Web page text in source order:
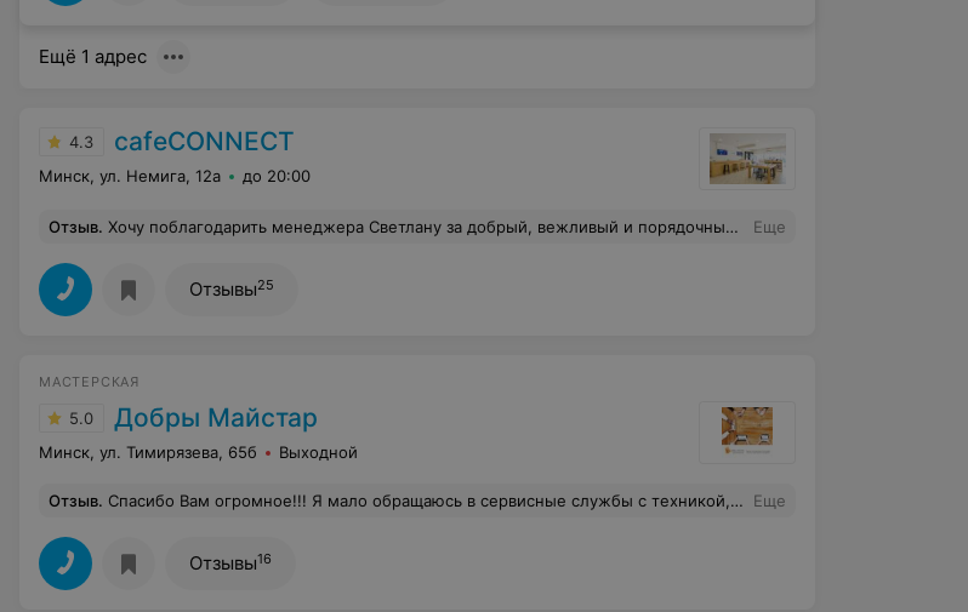
Ещё 1 адрес
4.3 cafeCONNECT
Минск, ул. Немига, 12а до 20:00
Отзыв. Хочу поблагодарить менеджера Светлану за добрый, вежливый и порядочный подход к клиентам, к такому специалисту всегда хочется вернуться! Столкнулась с проблемой установки программ и позвонила за дополнительной информацией, Светлана попросила меня не расстраиваться и сказала, что узнает и направит к другому специалисту, который сможет помочь с установкой. Светлана очень помогла и поддержала, подняла настроение, потому что я очень переживала. Спасибо большое Светлане за человечность и такой заботливый подход и быстрое решение вопроса, это дорогого стоит! Еще
Отзывы25
МАСТЕРСКАЯ
5.0 Добры Майстар
Минск, ул. Тимирязева, 65б Выходной
Отзыв. Спасибо Вам огромное!!! Я мало обращаюсь в сервисные службы с техникой, поэтому сравнивать не особо уместно. Но честно говоря, теперь других ребят и искать не буду. Все сделали фантастически быстро, профессионально, вежливо и культурно все объяснили, в результате получаешь не только работающий телефон , но и эстетическое удовлетворение от оказанной услуги, сейчас это редкость.Еще раз спасибо за Ваше время и старания, было очень приятно к Вам обращаться и рекомендовать друзьям, так как уверен что друзья останутся в восторге также как и я!!!! Еще
Отзывы16